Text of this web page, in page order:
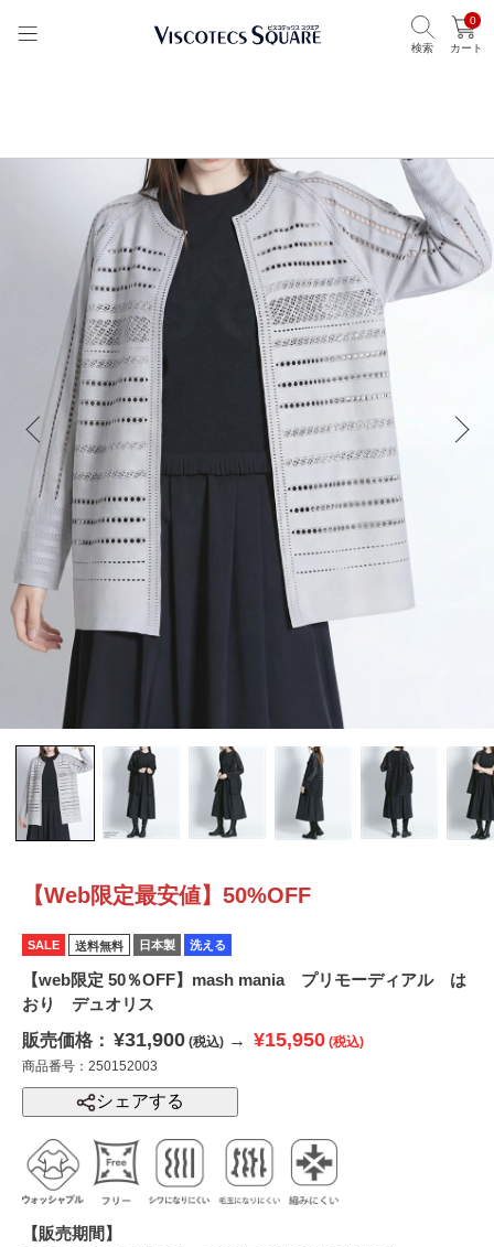
検索
0
カート
【Web限定最安値】50%OFF
SALE 送料無料 日本製 洗える
【web限定 50％OFF】mash mania プリモーディアル は
おり デュオリス
販売価格： ¥31,900 (税込) → ¥15,950 (税込)
商品番号：250152003
シェアする
【販売期間】